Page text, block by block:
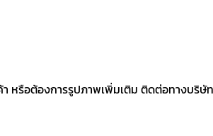
หรือต้องการรูปภาพเพิ่มเติม ติดต่อทางบริ